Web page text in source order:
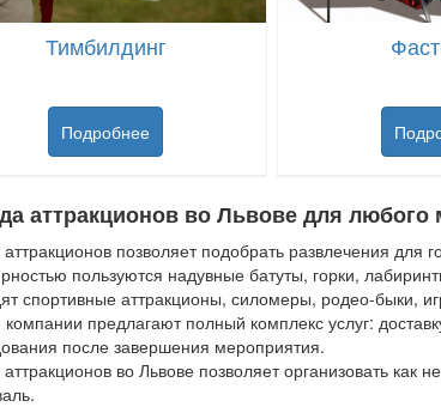
Тимбилдинг
Подробнее
аттракционов во Львове для любого
позволяет подобрать развлечения для
пользуются надувные батуты, горки,
спортивные аттракционы, силомеры, родео-быки,
компании предлагают полный комплекс услуг:
после завершения мероприятия.
во Львове позволяет организовать